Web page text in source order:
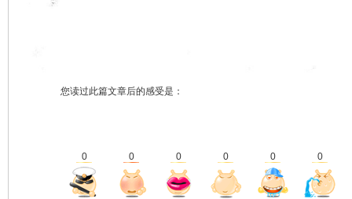
您读过此篇文章后的感受是：
0 0 0 0 0 0